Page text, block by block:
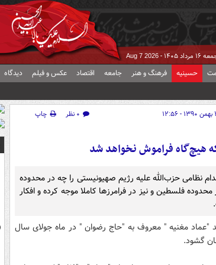
۱۶ مرداد ۱۴۰۵ - Aug 7 2026
حسینیه فرهنگ و هنر جامعه اقتصاد عکس و فیلم دیدگاه
۰ نظر چاپ
هیچ‌گاه فراموش نخواهد شد
نظامی حزب‌الله علیه رژیم صهیونیستی را چه در محدوده
فلسطین و نیز در فرامرزها کاملا موجه کرده و افکار
"عماد مغنیه " معروف به "حاج رضوان " در ماه جولای سال